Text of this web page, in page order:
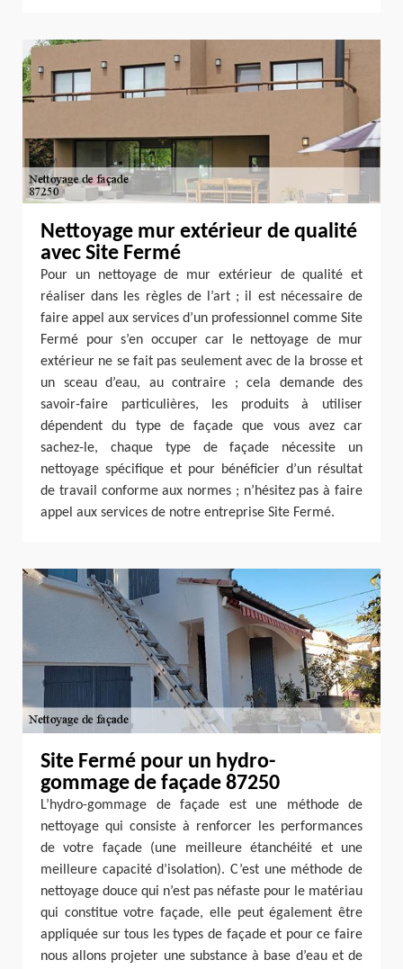
Nettoyage mur extérieur de qualité
avec Site Fermé
Pour un nettoyage de mur extérieur de qualité et
réaliser dans les règles de l’art ; il est nécessaire de
faire appel aux services d’un professionnel comme Site
Fermé pour s’en occuper car le nettoyage de mur
extérieur ne se fait pas seulement avec de la brosse et
un sceau d’eau, au contraire ; cela demande des
savoir-faire particulières, les produits à utiliser
dépendent du type de façade que vous avez car
sachez-le, chaque type de façade nécessite un
nettoyage spécifique et pour bénéficier d’un résultat
de travail conforme aux normes ; n’hésitez pas à faire
appel aux services de notre entreprise Site Fermé.
Site Fermé pour un hydro-
gommage de façade 87250
L’hydro-gommage de façade est une méthode de
nettoyage qui consiste à renforcer les performances
de votre façade (une meilleure étanchéité et une
meilleure capacité d’isolation). C’est une méthode de
nettoyage douce qui n’est pas néfaste pour le matériau
qui constitue votre façade, elle peut également être
appliquée sur tous les types de façade et pour ce faire
nous allons projeter une substance à base d’eau et de